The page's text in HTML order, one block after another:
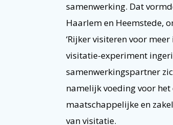
samenwerking. Dat
Haarlem en Heemstede,
‘Rijker visiteren voor
visitatie-experiment
samenwerkingspartner
namelijk voeding voor
maatschappelijke en
van visitatie.